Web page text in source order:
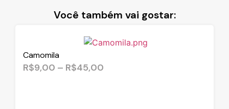
Você também vai gostar:
Camomila
R$9,00 – R$45,00